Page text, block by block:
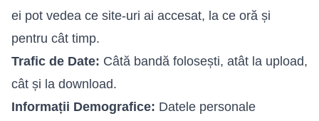
ei pot vedea ce site-uri ai accesat, la ce oră și
pentru cât timp.
Trafic de Date: Câtă bandă folosești, atât la upload,
cât și la download.
Informații Demografice: Datele personale